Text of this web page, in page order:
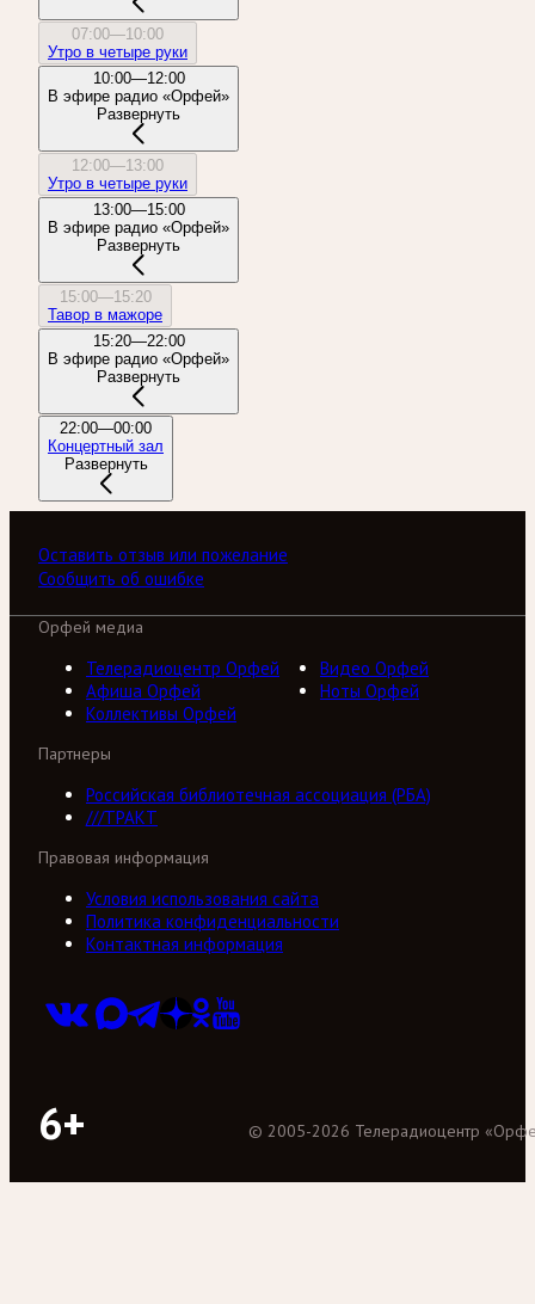
07:00—10:00
Утро в четыре руки
10:00—12:00
В эфире радио «Орфей»
Развернуть
12:00—13:00
Утро в четыре руки
13:00—15:00
В эфире радио «Орфей»
Развернуть
15:00—15:20
Тавор в мажоре
15:20—22:00
В эфире радио «Орфей»
Развернуть
22:00—00:00
Концертный зал
Развернуть
Оставить отзыв или пожелание
Сообщить об ошибке
Орфей медиа
Телерадиоцентр Орфей
Видео Орфей
Афиша Орфей
Ноты Орфей
Коллективы Орфей
Партнеры
Российская библиотечная ассоциация (РБА)
///ТРАКТ
Правовая информация
Условия использования сайта
Политика конфиденциальности
Контактная информация
6+ © 2005-2026 Телерадиоцентр